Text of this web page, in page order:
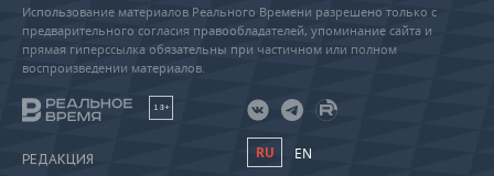
Использование материалов Реального Времени разрешено только с
предварительного согласия правообладателей, упоминание сайта и
прямая гиперссылка обязательны при частичном или полном
воспроизведении материалов.
18+
РЕДАКЦИЯ
RU EN